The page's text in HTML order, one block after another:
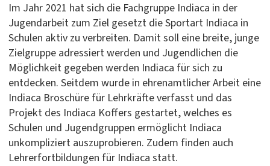
Im Jahr 2021 hat sich die Fachgruppe Indiaca in der
Jugendarbeit zum Ziel gesetzt die Sportart Indiaca in
Schulen aktiv zu verbreiten. Damit soll eine breite, junge
Zielgruppe adressiert werden und Jugendlichen die
Möglichkeit gegeben werden Indiaca für sich zu
entdecken. Seitdem wurde in ehrenamtlicher Arbeit eine
Indiaca Broschüre für Lehrkräfte verfasst und das
Projekt des Indiaca Koffers gestartet, welches es
Schulen und Jugendgruppen ermöglicht Indiaca
unkompliziert auszuprobieren. Zudem finden auch
Lehrerfortbildungen für Indiaca statt.